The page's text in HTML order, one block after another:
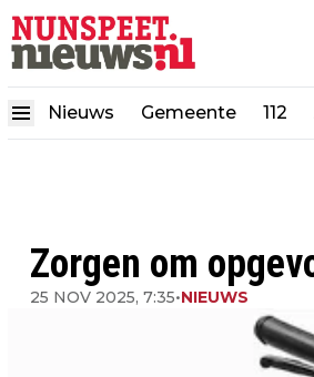
Nieuws Gemeente 112
Zorgen om
25 NOV 2025, 7:35•NIEUWS